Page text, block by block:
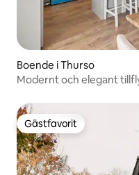
Boende i Thurso
Modernt och elegant
Gästfavorit
Gästfavorit